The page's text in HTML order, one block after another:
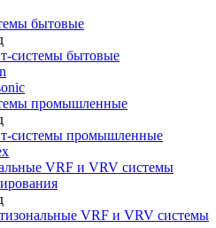
бытовые
системы бытовые
промышленные
системы промышленные
VRF и VRV системы
VRF и VRV системы